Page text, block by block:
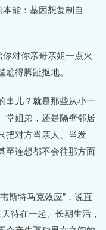
能：基因想复制自
对你亲哥亲姐一点火
得脚趾抠地。
事儿？就是那些从小一
堂姐弟，还是隔壁邻居
把对方当亲人、当发
至连想都不会往那方面
斯特马克效应”，说直
待在一起、长期生活，